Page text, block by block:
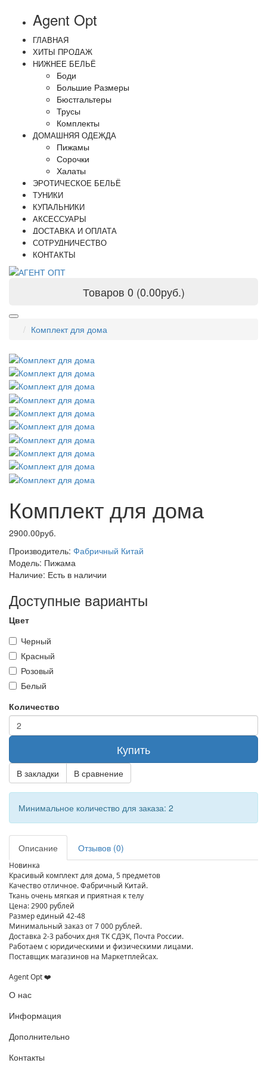
Agent Opt
ГЛАВНАЯ
ХИТЫ ПРОДАЖ
НИЖНЕЕ БЕЛЬЁ
Боди
Большие Размеры
Бюстгальтеры
Трусы
Комплекты
ДОМАШНЯЯ ОДЕЖДА
Пижамы
Сорочки
Халаты
ЭРОТИЧЕСКОЕ БЕЛЬЁ
ТУНИКИ
КУПАЛЬНИКИ
АКСЕССУАРЫ
ДОСТАВКА И ОПЛАТА
СОТРУДНИЧЕСТВО
КОНТАКТЫ
Товаров 0 (0.00руб.)
Комплект для дома
Комплект для дома
2900.00руб.
Производитель: Фабричный Китай
Модель: Пижама
Наличие: Есть в наличии
Доступные варианты
Цвет
Черный
Красный
Розовый
Белый
Количество
Купить
В закладки В сравнение
Минимальное количество для заказа: 2
Описание Отзывов (0)
Новинка
Красивый комплект для дома, 5 предметов
Качество отличное. Фабричный Китай.
Ткань очень мягкая и приятная к телу
Цена: 2900 рублей
Размер единый 42-48
Минимальный заказ от 7 000 рублей.
Доставка 2-3 рабочих дня ТК СДЭК, Почта России.
Работаем с юридическими и физическими лицами.
Поставщик магазинов на Маркетплейсах.
Agent Opt ❤️
О нас
Информация
Дополнительно
Контакты